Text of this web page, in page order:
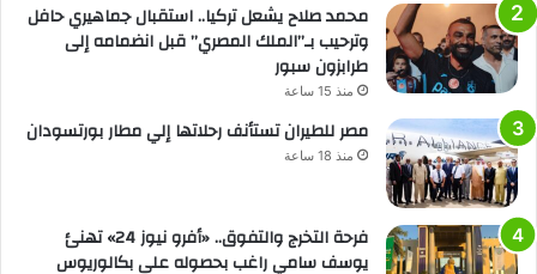
محمد صلاح يشعل تركيا.. استقبال جماهيري حافل
وترحيب بـ”الملك المصري” قبل انضمامه إلى
طرابزون سبور
منذ 15 ساعة
مصر للطيران تستأنف رحلاتها إلي مطار بورتسودان
منذ 18 ساعة
فرحة التخرج والتفوق.. «أفرو نيوز 24» تهنئ
يوسف سامي راغب بحصوله على بكالوريوس